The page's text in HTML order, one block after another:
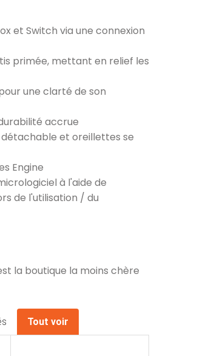
et Switch via une connexion
primée, mettant en relief les
une clarté de son
accrue
et oreillettes se
Engine
à l'aide de
de l'utilisation / du
la boutique la moins chère
Tout voir